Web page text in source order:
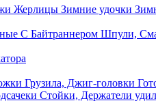
Жерлицы Зимние удочки
С Байтраннером Шпули,
Грузила, Джиг-головки
Стойки, Держатели